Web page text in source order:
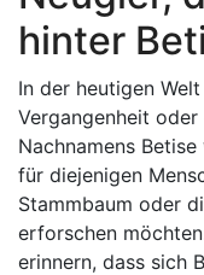
hinter
In der heutigen
Vergangenheit
Nachnamens
für diejenigen
Stammbaum oder
erforschen
erinnern, dass sich